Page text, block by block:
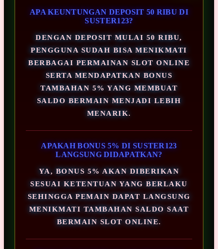
APA KEUNTUNGAN DEPOSIT 50 RIBU DI
SUSTER123?
DENGAN DEPOSIT MULAI 50 RIBU,
PENGGUNA SUDAH BISA MENIKMATI
BERBAGAI PERMAINAN SLOT ONLINE
SERTA MENDAPATKAN BONUS
TAMBAHAN 5% YANG MEMBUAT
SALDO BERMAIN MENJADI LEBIH
MENARIK.
APAKAH BONUS 5% DI SUSTER123
LANGSUNG DIDAPATKAN?
YA, BONUS 5% AKAN DIBERIKAN
SESUAI KETENTUAN YANG BERLAKU
SEHINGGA PEMAIN DAPAT LANGSUNG
MENIKMATI TAMBAHAN SALDO SAAT
BERMAIN SLOT ONLINE.